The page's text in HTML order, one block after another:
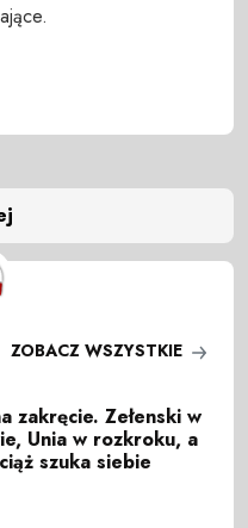
ZOBACZ WSZYSTKIE
zakręcie. Zełenski w
Unia w rozkroku, a
szuka siebie